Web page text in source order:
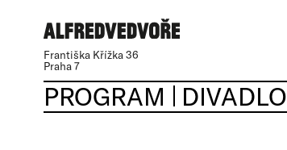
Františka Křížka 36
Praha 7
PROGRAM
DIVADLO